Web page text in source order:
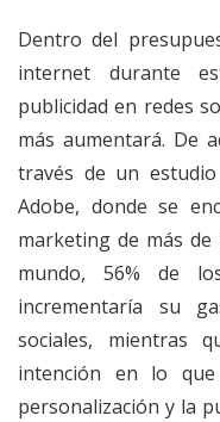
Dentro del
internet durante
publicidad en redes
más aumentará. De
través de un
Adobe, donde se
marketing de más de
mundo, 56% de
incrementaría su
sociales, mientras
intención en lo
personalización y la